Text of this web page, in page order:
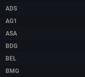
ADS
AG1
ASA
BDG
BEL
BMG